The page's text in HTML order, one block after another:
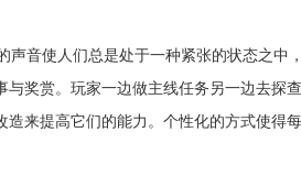
音使人们总是处于一种紧张的状态之中
奖赏。玩家一边做主线任务另一边去探
来提高它们的能力。个性化的方式使得